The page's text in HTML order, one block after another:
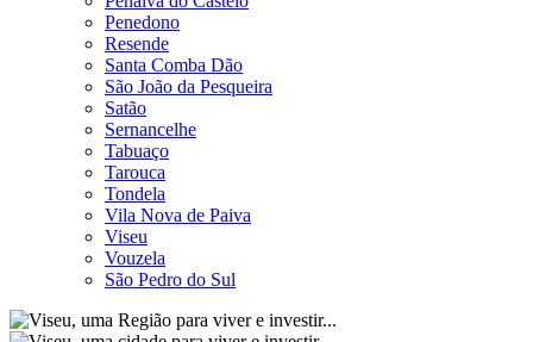
Penedono
Resende
Santa Comba Dão
São João da Pesqueira
Satão
Sernancelhe
Tabuaço
Tarouca
Tondela
Vila Nova de Paiva
Viseu
Vouzela
São Pedro do Sul